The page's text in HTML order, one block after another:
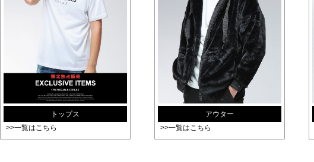
トップス
>>一覧はこちら
アウター
>>一覧はこちら